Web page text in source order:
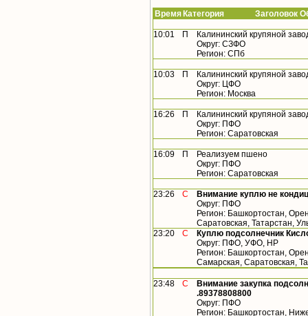
Время Категория Заголовок
10:01 П
Калининский крупяной
Округ: СЗФО
Регион: СПб
10:03 П
Калининский крупяной
Округ: ЦФО
Регион: Москва
16:26 П
Калининский крупяной
Округ: ПФО
Регион: Саратовская
16:09 П
Реализуем пшено
Округ: ПФО
Регион: Саратовская
23:26 С
Внимание куплю не
Округ: ПФО
Регион: Башкортостан,
Саратовская, Татарстан,
23:20
С
Куплю подсолнечник
Округ: ПФО, УФО, НР
Регион: Башкортостан,
Самарская, Саратовская,
23:48 С
Внимание закупка
.89378808800
Округ: ПФО
Регион: Башкортостан,